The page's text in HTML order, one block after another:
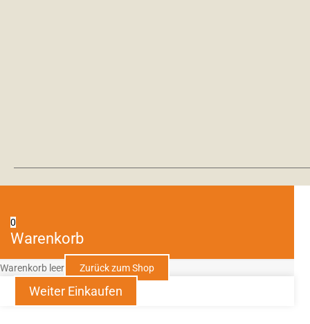
0
Warenkorb
Warenkorb leer Zurück zum Shop
Weiter Einkaufen